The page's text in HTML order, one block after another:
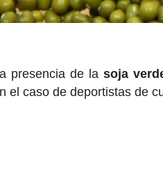
presencia de lasoja
el caso de deportistas de